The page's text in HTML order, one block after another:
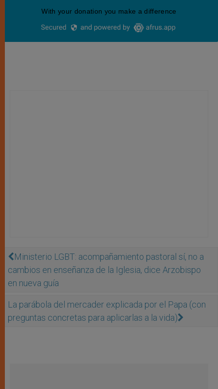
Ministerio LGBT: acompañamiento pastoral sí, no a
cambios en enseñanza de la Iglesia, dice Arzobispo
en nueva guía
La parábola del mercader explicada por el Papa (con
preguntas concretas para aplicarlas a la vida)